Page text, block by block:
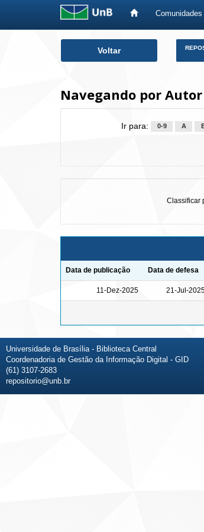
Voltar
Navegando por
Ir para: 0-9 A
Classificar
Data de publicação Data de defesa
11-Dez-2025 21-Jul-
Universidade de Brasília - Biblioteca Central
Coordenadoria de Gestão da Informação Digital - GID
(61) 3107-2683
repositorio@unb.br